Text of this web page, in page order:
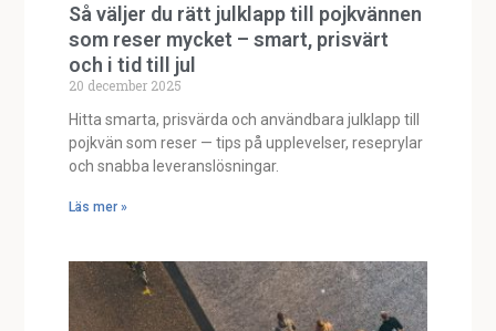
Så väljer du rätt julklapp till pojkvännen
som reser mycket – smart, prisvärt
och i tid till jul
20 december 2025
Hitta smarta, prisvärda och användbara julklapp till
pojkvän som reser — tips på upplevelser, reseprylar
och snabba leveranslösningar.
Läs mer »